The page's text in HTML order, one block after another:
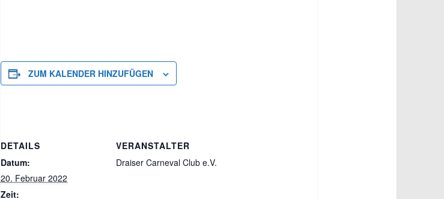
ZUM KALENDER HINZUFÜGEN
DETAILS
Datum:
20. Februar 2022
Zeit:
VERANSTALTER
Draiser Carneval Club e.V.